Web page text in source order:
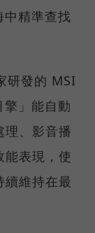
精準查找
研發的 MSI
」能自動
理、影音播
能表現，使
續維持在最